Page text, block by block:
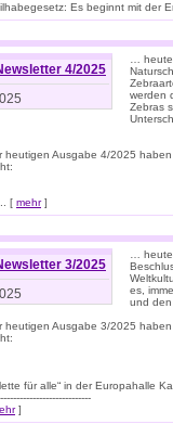
Es beginnt mit der
4/2025
…
werden
Zebras
heutigen Ausgabe 4/2025
[ mehr]
3/2025
…
es,
und
heutigen Ausgabe 3/2025
für alle“ in der Europahalle
]